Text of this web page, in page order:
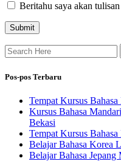
Beritahu saya akan
Search
for:
Pos-pos Terbaru
Tempat Kursus
Kursus Bahasa
Bekasi
Tempat Kursus
Belajar Bahasa Korea
Belajar Bahasa Jepang